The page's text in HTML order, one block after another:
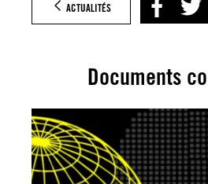
ACTUALITÉS
Documents